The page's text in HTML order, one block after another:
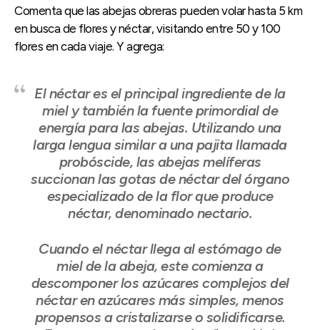
Comenta que las abejas obreras pueden volar hasta 5 km
en busca de flores y néctar, visitando entre 50 y 100
flores en cada viaje. Y agrega:
El néctar es el principal ingrediente de la
miel y también la fuente primordial de
energía para las abejas. Utilizando una
larga lengua similar a una pajita llamada
probóscide, las abejas melíferas
succionan las gotas de néctar del órgano
especializado de la flor que produce
néctar, denominado nectario.
Cuando el néctar llega al estómago de
miel de la abeja, este comienza a
descomponer los azúcares complejos del
néctar en azúcares más simples, menos
propensos a cristalizarse o solidificarse.